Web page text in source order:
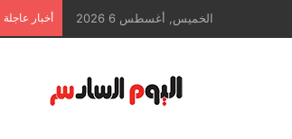
الخميس, أغسطس 6 2026 أخبار عاجلة